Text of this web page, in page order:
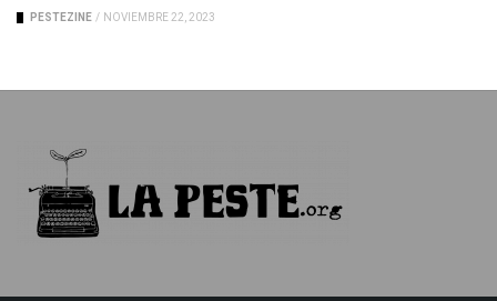
PESTEZINE / NOVIEMBRE 22, 2023